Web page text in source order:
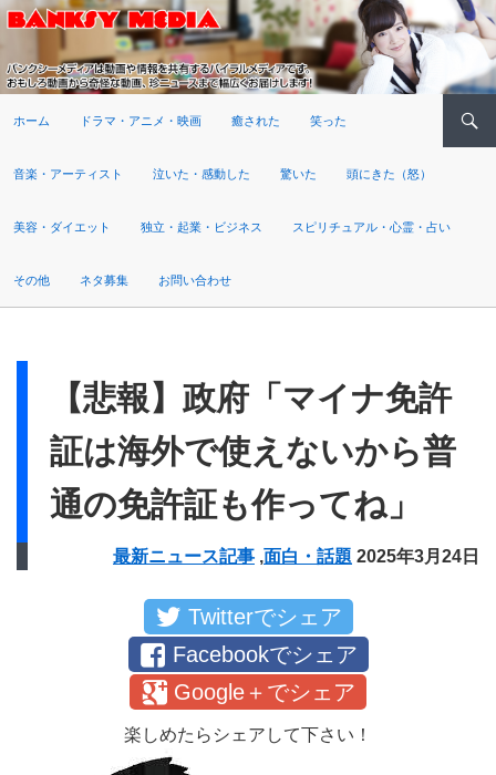
ホーム ドラマ・アニメ・映画 癒された 笑った
音楽・アーティスト 泣いた・感動した 驚いた 頭にきた（怒）
美容・ダイエット 独立・起業・ビジネス スピリチュアル・心霊・占い
その他 ネタ募集 お問い合わせ
【悲報】政府「マイナ免許
証は海外で使えないから普
通の免許証も作ってね」
最新ニュース記事 ,面白・話題 2025年3月24日
Twitterでシェア
Facebookでシェア
Google＋でシェア
楽しめたらシェアして下さい！